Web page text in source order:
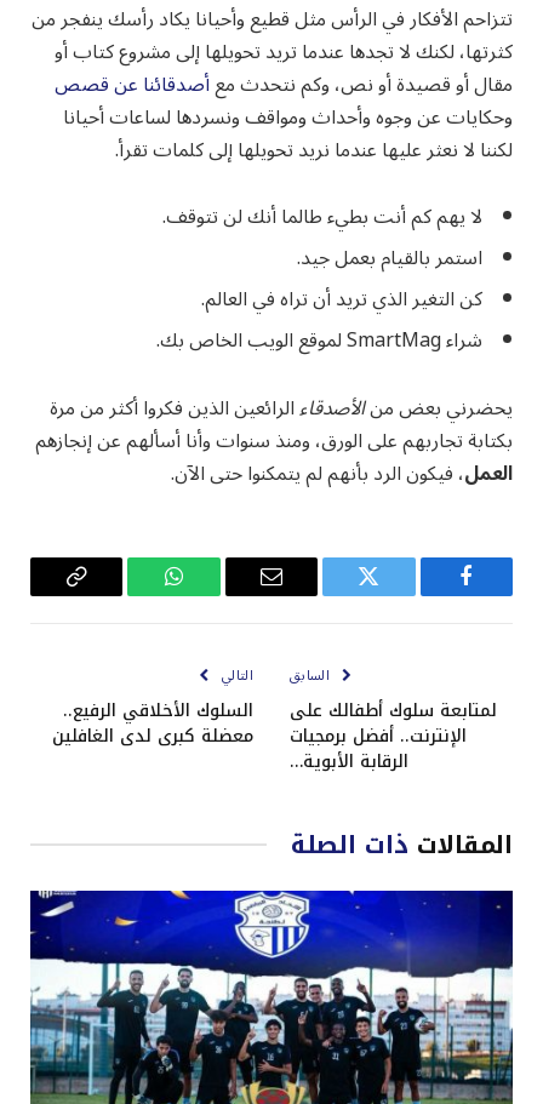
تتزاحم الأفكار في الرأس مثل قطيع وأحيانا يكاد رأسك ينفجر من
كثرتها، لكنك لا تجدها عندما تريد تحويلها إلى مشروع كتاب أو
مقال أو قصيدة أو نص، وكم نتحدث معأصدقائنا عن قصص
وحكايات عن وجوه وأحداث ومواقف ونسردها لساعات أحيانا
لكننا لا نعثر عليها عندما نريد تحويلها إلى كلمات تقرأ.
لا يهم كم أنت بطيء طالما أنك لن تتوقف.
استمر بالقيام بعمل جيد.
كن التغير الذي تريد أن تراه في العالم.
شراء SmartMag لموقع الويب الخاص بك.
يحضرني بعض منالأصدقاءالرائعين الذين فكروا أكثر من مرة
بكتابة تجاربهم على الورق، ومنذ سنوات وأنا أسألهم عن إنجازهم
العمل، فيكون الرد بأنهم لم يتمكنوا حتى الآن.
فيسبوك تويتر
البريد
واتساب
Copy
السابق
لمتابعة سلوك أطفالك على
الإنترنت.. أفضل برمجيات
الرقابة الأبوية…
التالي
السلوك الأخلاقي الرفيع..
معضلة كبرى لدى الغافلين
المقالات ذات الصلة